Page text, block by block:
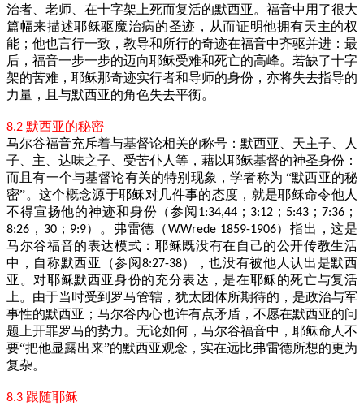
治者、老师、在十字架上死而复活的默西亚。福音中用了很大
篇幅来描述耶稣驱魔治病的圣迹，从而证明他拥有天主的权
能；他也言行一致，教导和所行的奇迹在福音中齐驱并进：最
后，福音一步一步的迈向耶稣受难和死亡的高峰。若缺了十字
架的苦难，耶稣那奇迹实行者和导师的身份，亦将失去指导的
力量，且与默西亚的角色失去平衡。
8.2 默西亚的秘密
马尔谷福音充斥着与基督论相关的称号：默西亚、天主子、人
子、主、达味之子、受苦仆人等，藉以耶稣基督的神圣身份：
而且有一个与基督论有关的特别现象，学者称为 “默西亚的秘
密”。这个概念源于耶稣对几件事的态度，就是耶稣命令他人
不得宣扬他的神迹和身份（参阅 1:34,44 ； 3:12 ； 5:43 ； 7:36 ；
8:26 ， 30； 9:9）。弗雷德（W.Wrede 1859-1906）指出，这是
马尔谷福音的表达模式：耶稣既没有在自己的公开传教生活
中，自称默西亚（参阅8:27-38），也没有被他人认出是默西
亚。对耶稣默西亚身份的充分表达，是在耶稣的死亡与复活
上。由于当时受到罗马管辖，犹太团体所期待的，是政治与军
事性的默西亚；马尔谷内心也许有点矛盾，不愿在默西亚的问
题上开罪罗马的势力。无论如何，马尔谷福音中，耶稣命人不
要“把他显露出来”的默西亚观念，实在远比弗雷德所想的更为
复杂。
8.3 跟随耶稣